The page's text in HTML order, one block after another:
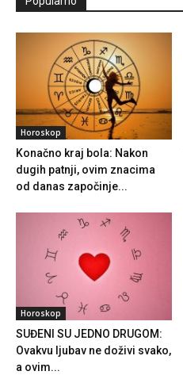
Horoskop
Konačno kraj bola: Nakon
dugih patnji, ovim znacima
od danas započinje...
Horoskop
SUĐENI SU JEDNO DRUGOM:
Ovakvu ljubav ne doživi svako,
a ovim...